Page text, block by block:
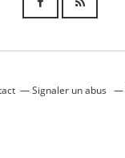
Signaler un abus